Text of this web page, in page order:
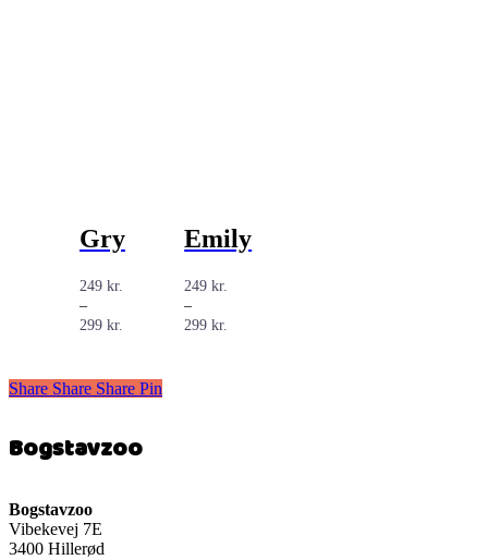
Gry
249 kr.
–
299 kr.
Prisinterval:
Emily
249kr.
–
299kr.
Share
Share Share Share Pin
Bogstavzoo
Bogstavzoo
Vibekevej 7E
3400 Hillerød